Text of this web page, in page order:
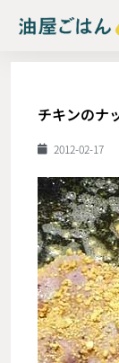
チキンのナ
2012-02-17